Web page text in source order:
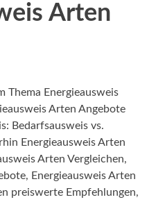
Arten
Thema Energieausweis
Arten Angebote
Bedarfsausweis vs.
Energieausweis Arten
Arten Vergleichen,
Energieausweis Arten
preiswerte Empfehlungen,